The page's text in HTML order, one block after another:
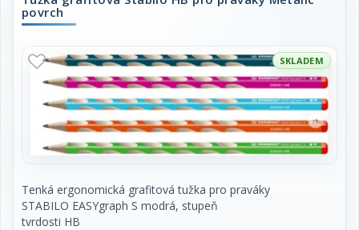
povrch
SKLADEM
Tenká ergonomická grafitová tužka pro praváky
STABILO EASYgraph S modrá, stupeň
tvrdosti HB